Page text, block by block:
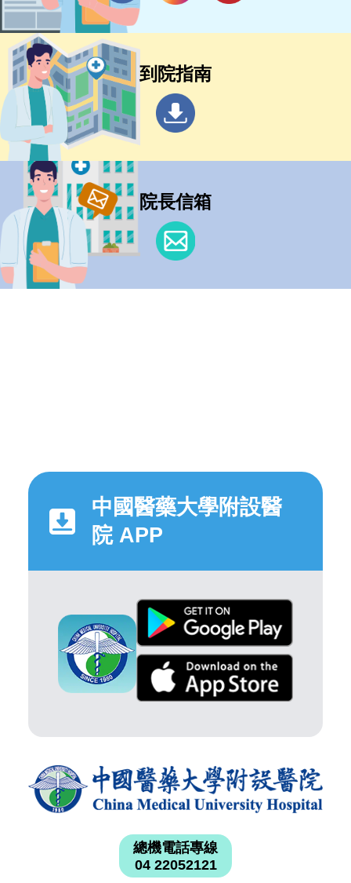
到院指南
院長信箱
中國醫藥大學附設醫
院 APP
總機電話專線
04 22052121